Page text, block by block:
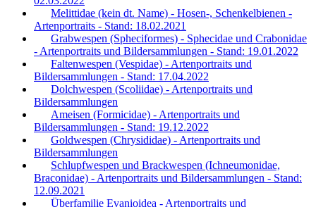
Melittidae (kein dt. Name) - Hosen-, Schenkelbienen -
Artenportraits - Stand: 18.02.2021
Grabwespen (Spheciformes) - Sphecidae und Crabonidae
- Artenportraits und Bildersammlungen - Stand: 19.01.2022
Faltenwespen (Vespidae) - Artenportraits und
Bildersammlungen - Stand: 17.04.2022
Dolchwespen (Scoliidae) - Artenportraits und
Bildersammlungen
Ameisen (Formicidae) - Artenportraits und
Bildersammlungen - Stand: 19.12.2022
Goldwespen (Chrysididae) - Artenportraits und
Bildersammlungen
Schlupfwespen und Brackwespen (Ichneumonidae,
Braconidae) - Artenportraits und Bildersammlungen - Stand:
12.09.2021
Überfamilie Evanioidea - Artenportraits und